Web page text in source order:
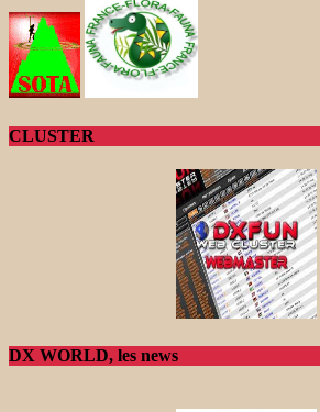
CLUSTER
DX WORLD, les news